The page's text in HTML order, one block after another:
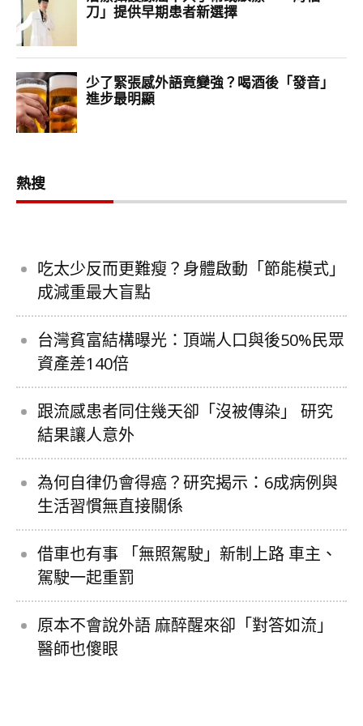
熱搜
吃太少反而更難瘦？身體啟動「節能模式」
成減重最大盲點
台灣貧富結構曝光：頂端人口與後50%民眾
資產差140倍
跟流感患者同住幾天卻「沒被傳染」 研究
結果讓人意外
為何自律仍會得癌？研究揭示：6成病例與
生活習慣無直接關係
借車也有事 「無照駕駛」新制上路 車主、
駕駛一起重罰
原本不會說外語 麻醉醒來卻「對答如流」
醫師也傻眼